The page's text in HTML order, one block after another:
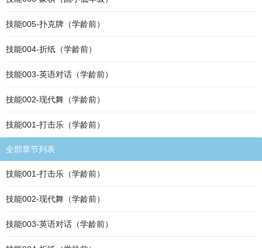
技能005-扑克牌（学龄前）
技能004-折纸（学龄前）
技能003-英语对话（学龄前）
技能002-现代舞（学龄前）
技能001-打击乐（学龄前）
全部章节列表
技能001-打击乐（学龄前）
技能002-现代舞（学龄前）
技能003-英语对话（学龄前）